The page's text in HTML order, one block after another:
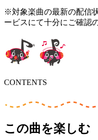
※対象楽曲の最新の配信
ービスにて十分にご確認
CONTENTS
この曲を楽しむ